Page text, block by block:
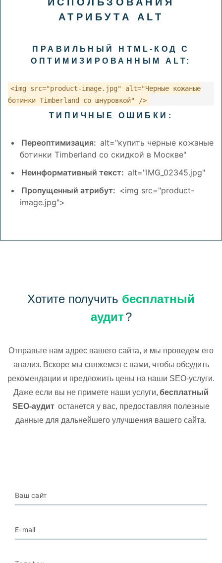
АТРИБУТА ALT
ПРАВИЛЬНЫЙ HTML-КОД С
ОПТИМИЗИРОВАННЫМ ALT:
<img src="product-image.jpg" alt="Черные кожаные
ботинки Timberland со шнуровкой" />
ТИПИЧНЫЕ ОШИБКИ:
Переоптимизация: alt="купить черные кожаные
ботинки Timberland со скидкой в Москве"
Неинформативный текст: alt="IMG_02345.jpg"
Пропущенный атрибут: <img src="product-
image.jpg">
Хотите получить бесплатный
аудит?
Отправьте нам адрес вашего сайта, и мы проведем его
анализ. Вскоре мы свяжемся с вами, чтобы обсудить
рекомендации и предложить цены на наши SEO-услуги.
Даже если вы не примете наши услуги, бесплатный
SEO-аудит останется у вас, предоставляя полезные
данные для дальнейшего улучшения вашего сайта.
Ваш сайт
E-mail